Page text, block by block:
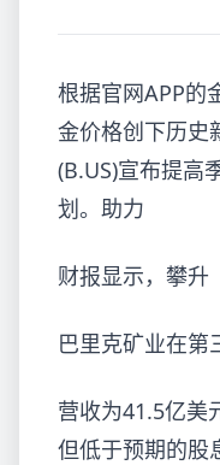
根据官网APP的
金价格创下历史
(B.US)宣布提高
划。助力
财报显示，攀升
巴里克矿业在第
营收为41.5亿美
但低于预期的股